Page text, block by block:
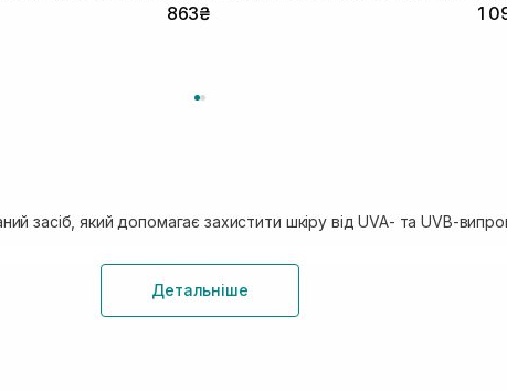
863₴ 1
засіб, який допомагає захистити шкіру від UVA- та UVB-
доглядовими компонентами. Тому вони можуть
пом’якшувати та підтримувати комфорт шкіри під
Детальніше